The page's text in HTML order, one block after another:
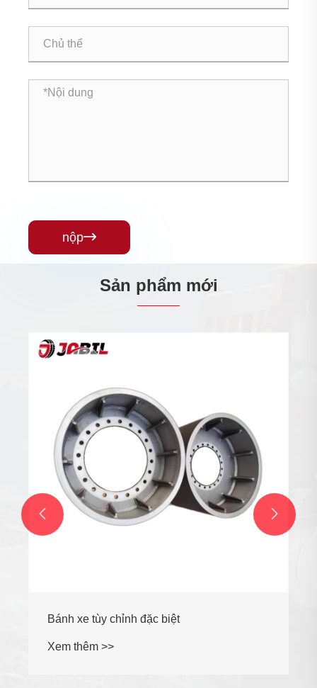
nộp
Sản phẩm mới
Xem thêm >>
 